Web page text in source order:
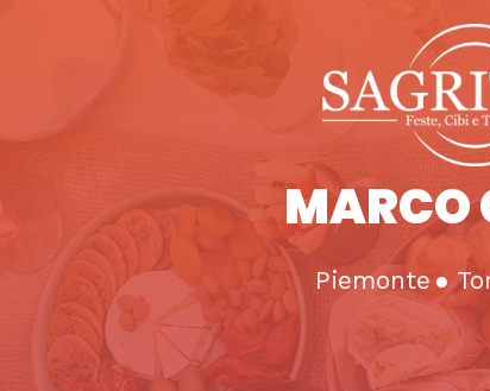
MARCO
Piemonte ●